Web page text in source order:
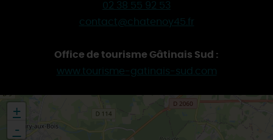
02 38 55 92 53
contact@chatenoy45.fr
Office de tourisme Gâtinais Sud :
www.tourisme-gatinais-sud.com
+
-